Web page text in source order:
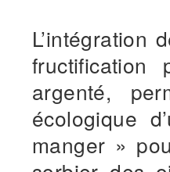
L’intégration
fructification
argenté,
écologique
manger »